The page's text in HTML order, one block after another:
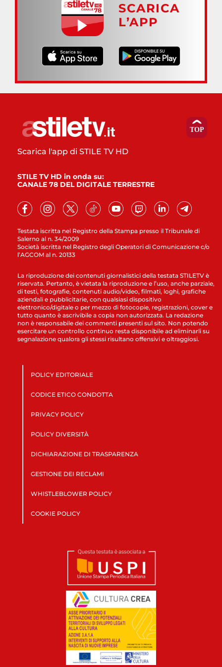
SCARICA
L’APP
Testata iscritta nel Registro della Stampa presso il Tribunale di
Salerno al n. 34/2009
Società iscritta nel Registro degli Operatori di Comunicazione c/o
l’AGCOM al n. 20133
Scarica l'app di STILE TV HD
STILE TV HD in onda su:
CANALE 78 DEL DIGITALE TERRESTRE
La riproduzione dei contenuti giornalistici della testata STILETV è
riservata. Pertanto, è vietata la riproduzione e l’uso, anche parziale,
di testi, fotografie, contenuti audio/video, filmati, loghi, grafiche
aziendali e pubblicitarie, con qualsiasi dispositivo
elettronico/digitale o per mezzo di fotocopie, registrazioni, cover e
tutto quanto è ascrivibile a copia non autorizzata. La redazione
non è responsabile dei commenti presenti sul sito. Non potendo
esercitare un controllo continuo resta disponibile ad eliminarli su
segnalazione qualora gli stessi risultano offensivi e oltraggiosi.
POLICY EDITORIALE
CODICE ETICO CONDOTTA
PRIVACY POLICY
POLICY DIVERSITÀ
DICHIARAZIONE DI TRASPARENZA
GESTIONE DEI RECLAMI
WHISTLEBLOWER POLICY
COOKIE POLICY